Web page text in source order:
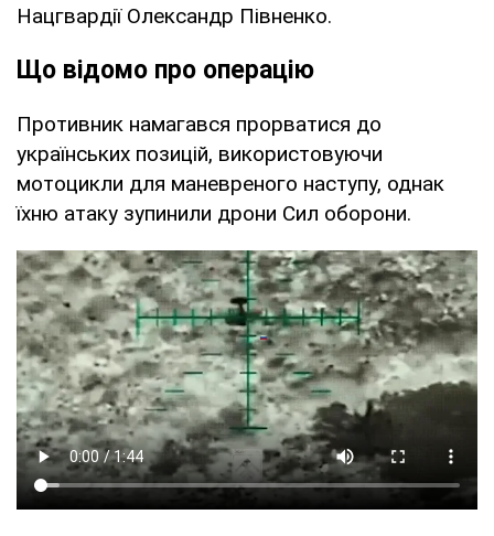
Нацгвардії Олександр Півненко.
Що відомо про операцію
Противник намагався прорватися до
українських позицій, використовуючи
мотоцикли для маневреного наступу, однак
їхню атаку зупинили дрони Сил оборони.